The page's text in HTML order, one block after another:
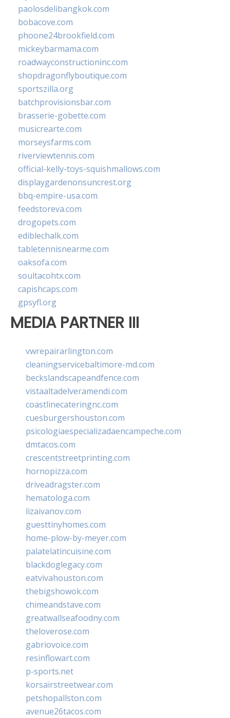
paolosdelibangkok.com
bobacove.com
phoone24brookfield.com
mickeybarmama.com
roadwayconstructioninc.com
shopdragonflyboutique.com
sportszilla.org
batchprovisionsbar.com
brasserie-gobette.com
musicrearte.com
morseysfarms.com
riverviewtennis.com
official-kelly-toys-squishmallows.com
displaygardenonsuncrest.org
bbq-empire-usa.com
feedstoreva.com
drogopets.com
ediblechalk.com
tabletennisnearme.com
oaksofa.com
soultacohtx.com
capishcaps.com
gpsyfl.org
MEDIA PARTNER III
vwrepairarlington.com
cleaningservicebaltimore-md.com
beckslandscapeandfence.com
vistaaltadelveramendi.com
coastlinecateringnc.com
cuesburgershouston.com
psicologiaespecializadaencampeche.com
dmtacos.com
crescentstreetprinting.com
hornopizza.com
driveadragster.com
hematologa.com
lizaivanov.com
guesttinyhomes.com
home-plow-by-meyer.com
palatelatincuisine.com
blackdoglegacy.com
eatvivahouston.com
thebigshowok.com
chimeandstave.com
greatwallseafoodny.com
theloverose.com
gabriovoice.com
resinflowart.com
p-sports.net
korsairstreetwear.com
petshopallston.com
avenue26tacos.com